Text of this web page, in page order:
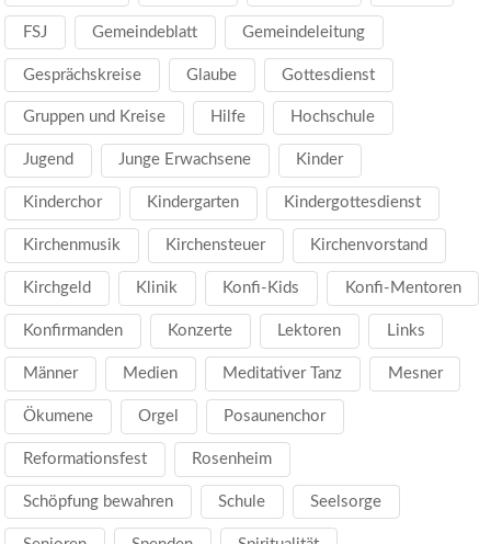
FSJ Gemeindeblatt Gemeindeleitung
Gesprächskreise Glaube Gottesdienst
Gruppen und Kreise Hilfe Hochschule
Jugend Junge Erwachsene Kinder
Kinderchor Kindergarten Kindergottesdienst
Kirchenmusik Kirchensteuer Kirchenvorstand
Kirchgeld Klinik Konfi-Kids Konfi-Mentoren
Konfirmanden Konzerte Lektoren Links
Männer Medien Meditativer Tanz Mesner
Ökumene Orgel Posaunenchor
Reformationsfest Rosenheim
Schöpfung bewahren Schule Seelsorge